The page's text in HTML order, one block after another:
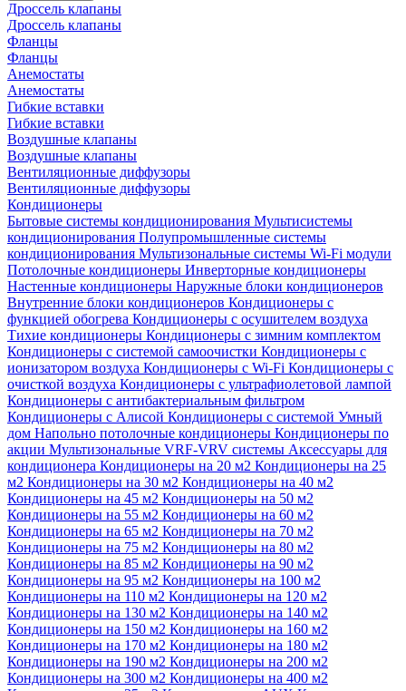
Дроссель клапаны
Дроссель клапаны
Фланцы
Фланцы
Анемостаты
Анемостаты
Гибкие вставки
Гибкие вставки
Воздушные клапаны
Воздушные клапаны
Вентиляционные диффузоры
Вентиляционные диффузоры
Кондиционеры
Бытовые системы кондиционирования Мультисистемы
кондиционирования Полупромышленные системы
кондиционирования Мультизональные системы Wi-Fi модули
Потолочные кондиционеры Инверторные кондиционеры
Настенные кондиционеры Наружные блоки кондиционеров
Внутренние блоки кондиционеров Кондиционеры с
функцией обогрева Кондиционеры с осушителем воздуха
Тихие кондиционеры Кондиционеры с зимним комплектом
Кондиционеры с системой самоочистки Кондиционеры с
ионизатором воздуха Кондиционеры с Wi-Fi Кондиционеры с
очисткой воздуха Кондиционеры с ультрафиолетовой лампой
Кондиционеры с антибактериальным фильтром
Кондиционеры с Алисой Кондиционеры с системой Умный
дом Напольно потолочные кондиционеры Кондиционеры по
акции Мультизональные VRF-VRV системы Аксессуары для
кондиционера Кондиционеры на 20 м2 Кондиционеры на 25
м2 Кондиционеры на 30 м2 Кондиционеры на 40 м2
Кондиционеры на 45 м2 Кондиционеры на 50 м2
Кондиционеры на 55 м2 Кондиционеры на 60 м2
Кондиционеры на 65 м2 Кондиционеры на 70 м2
Кондиционеры на 75 м2 Кондиционеры на 80 м2
Кондиционеры на 85 м2 Кондиционеры на 90 м2
Кондиционеры на 95 м2 Кондиционеры на 100 м2
Кондиционеры на 110 м2 Кондиционеры на 120 м2
Кондиционеры на 130 м2 Кондиционеры на 140 м2
Кондиционеры на 150 м2 Кондиционеры на 160 м2
Кондиционеры на 170 м2 Кондиционеры на 180 м2
Кондиционеры на 190 м2 Кондиционеры на 200 м2
Кондиционеры на 300 м2 Кондиционеры на 400 м2